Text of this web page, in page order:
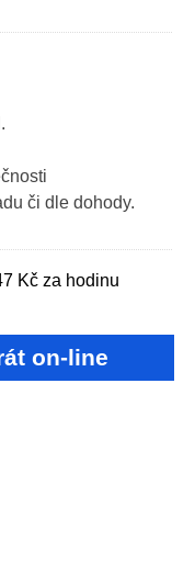
či dle dohody.
Kč za hodinu
on-line